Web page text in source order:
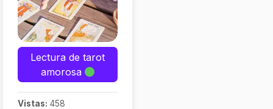
Lectura de tarot
amorosa
Vistas: 458